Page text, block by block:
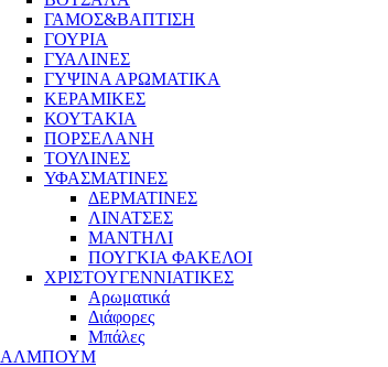
ΓΑΜΟΣ&ΒΑΠΤΙΣΗ
ΓΟΥΡΙΑ
ΓΥΑΛΙΝΕΣ
ΓΥΨΙΝΑ ΑΡΩΜΑΤΙΚΑ
ΚΕΡΑΜΙΚΕΣ
ΚΟΥΤΑΚΙΑ
ΠΟΡΣΕΛΑΝΗ
ΤΟΥΛΙΝΕΣ
ΥΦΑΣΜΑΤΙΝΕΣ
ΔΕΡΜΑΤΙΝΕΣ
ΛΙΝΑΤΣΕΣ
ΜΑΝΤΗΛΙ
ΠΟΥΓΚΙΑ ΦΑΚΕΛΟΙ
ΧΡΙΣΤΟΥΓΕΝΝΙΑΤΙΚΕΣ
Αρωματικά
Διάφορες
Μπάλες
ΑΛΜΠΟΥΜ